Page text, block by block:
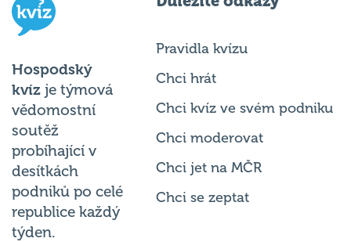
Hospodský
kvíz je týmová
vědomostní
soutěž
probíhající v
desítkách
podniků po celé
republice každý
týden.
Pravidla kvízu
Chci hrát
Chci kvíz ve svém podniku
Chci moderovat
Chci jet na MČR
Chci se zeptat